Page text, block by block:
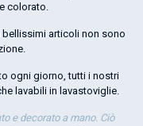
colorato.
articoli non sono
ogni giorno, tutti i nostri
lavabili in lavastoviglie.
e decorato a mano. Ciò